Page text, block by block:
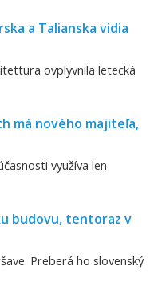
a Talianska vidia
ovplyvnila letecká
má nového majiteľa,
využíva len
budovu, tentoraz v
Preberá ho slovenský